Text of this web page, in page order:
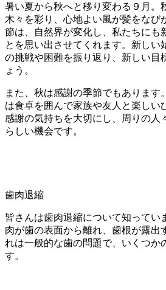
暑い夏から秋へと移り変わる９月。
木々を彩り、心地よい風が髪をなび
節は、自然界が変化し、私たちにも
とを思い出させてくれます。新しい
の挑戦や困難を振り返り、新しい目
ょう。
また、秋は感謝の季節でもあります
は食卓を囲んで家族や友人と楽しい
感謝の気持ちを大切にし、周りの人
らしい機会です。
歯肉退縮
皆さんは歯肉退縮について知ってい
肉が歯の表面から離れ、歯根が露出
れは一般的な歯の問題で、いくつか
す。